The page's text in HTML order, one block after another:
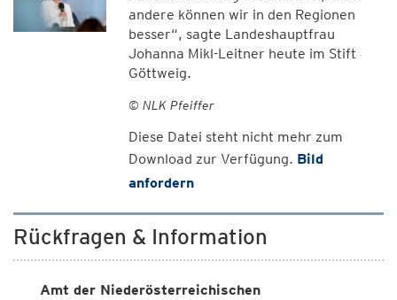
andere können wir in den Regionen
besser“, sagte Landeshauptfrau
Johanna Mikl-Leitner heute im Stift
Göttweig.
© NLK Pfeiffer
Diese Datei steht nicht mehr zum
Download zur Verfügung. Bild
anfordern
Rückfragen & Information
Amt der Niederösterreichischen